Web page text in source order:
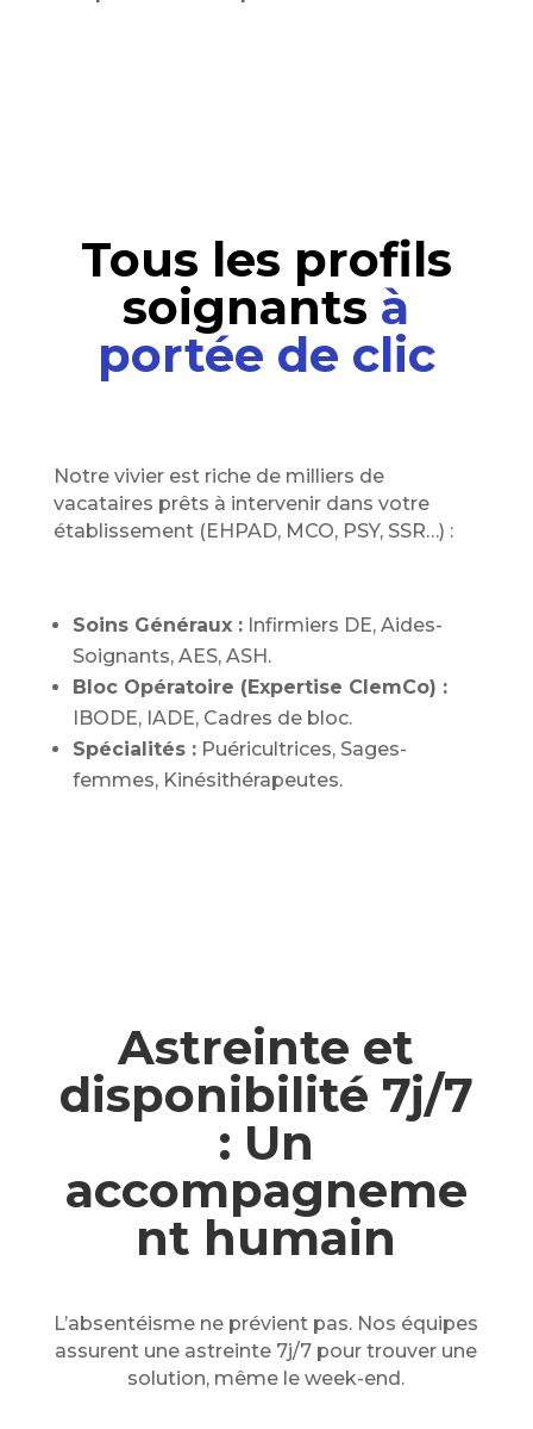
Tous les profils
soignants à
portée de clic
Notre vivier est riche de milliers de
vacataires prêts à intervenir dans votre
établissement (EHPAD, MCO, PSY, SSR…) :
Soins Généraux :Infirmiers DE, Aides-
Soignants, AES, ASH.
Bloc Opératoire (Expertise ClemCo) :
IBODE, IADE, Cadres de bloc.
Spécialités :Puéricultrices, Sages-
femmes, Kinésithérapeutes.
Astreinte et
disponibilité 7j/7
: Un
accompagneme
nt humain
L’absentéisme ne prévient pas. Nos équipes
assurent une astreinte 7j/7 pour trouver une
solution, même le week-end.